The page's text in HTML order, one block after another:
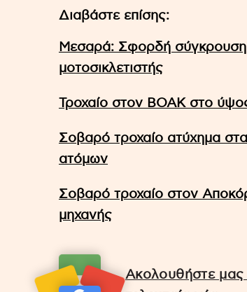
Διαβάστε επίσης:
Μεσαρά: Σφορδή σύγκρουση
μοτοσικλετιστής
Τροχαίο στον ΒΟΑΚ στο
Σοβαρό τροχαίο ατύχημα
ατόμων
Σοβαρό τροχαίο στον
μηχανής
Ακολουθήστε μας